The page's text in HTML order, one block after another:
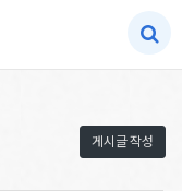
게시글 작성